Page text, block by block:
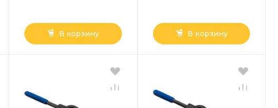
(28232-1)
В корзину В корзину